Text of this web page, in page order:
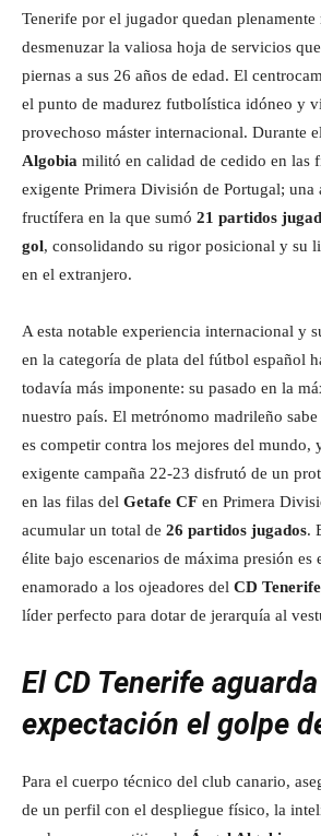
Tenerife por el jugador quedan plenamente
desmenuzar la valiosa hoja de servicios
piernas a sus 26 años de edad. El
el punto de madurez futbolística idóneo y
provechoso máster internacional. Durante
Algobia militó en calidad de cedido en las
exigente Primera División de Portugal; una
fructífera en la que sumó 21 partidos
gol, consolidando su rigor posicional y su
en el extranjero.
A esta notable experiencia internacional y
en la categoría de plata del fútbol español
todavía más imponente: su pasado en la
nuestro país. El metrónomo madrileño
es competir contra los mejores del mundo,
exigente campaña 22-23 disfrutó de un
en las filas del Getafe CF en Primera
acumular un total de 26 partidos jugados.
élite bajo escenarios de máxima presión es
enamorado a los ojeadores del CD Tenerife
líder perfecto para dotar de jerarquía al
El CD Tenerife
expectación el golpe
Para el cuerpo técnico del club canario,
de un perfil con el despliegue físico, la